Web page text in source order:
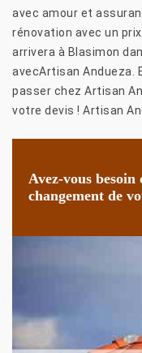
avec amour et
rénovation avec un
arrivera à Blasimon
avecArtisan Andueza.
passer chez Artisan
votre devis ! Artisan
Avez-vous
changement de